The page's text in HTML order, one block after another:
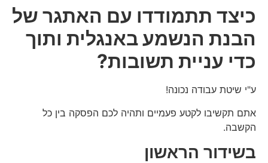
כיצד תתמודדו עם האתגר של
הבנת הנשמע באנגלית ותוך
כדי עניית תשובות?
ע"י שיטת עבודה נכונה!
אתם תקשיבו לקטע פעמיים ותהיה לכם הפסקה בין כל
הקשבה.
בשידור הראשון